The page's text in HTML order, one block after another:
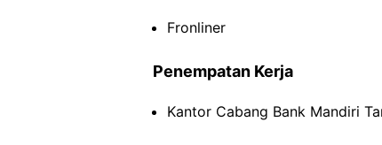
Fronliner
Penempatan Kerja
Kantor Cabang Bank Mandiri